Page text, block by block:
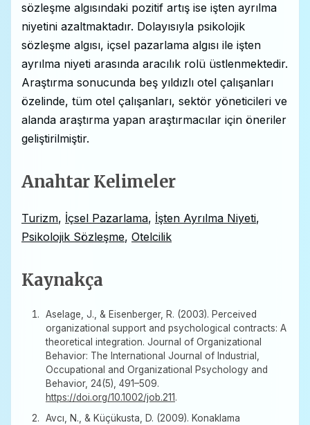
sözleşme algısındaki pozitif artış ise işten ayrılma
niyetini azaltmaktadır. Dolayısıyla psikolojik
sözleşme algısı, içsel pazarlama algısı ile işten
ayrılma niyeti arasında aracılık rolü üstlenmektedir.
Araştırma sonucunda beş yıldızlı otel çalışanları
özelinde, tüm otel çalışanları, sektör yöneticileri ve
alanda araştırma yapan araştırmacılar için öneriler
geliştirilmiştir.
Anahtar Kelimeler
Turizm, İçsel Pazarlama, İşten Ayrılma Niyeti,
Psikolojik Sözleşme, Otelcilik
Kaynakça
Aselage, J., & Eisenberger, R. (2003). Perceived
organizational support and psychological contracts: A
theoretical integration. Journal of Organizational
Behavior: The International Journal of Industrial,
Occupational and Organizational Psychology and
Behavior, 24(5), 491–509.
https://doi.org/10.1002/job.211.
Avcı, N., & Küçükusta, D. (2009). Konaklama